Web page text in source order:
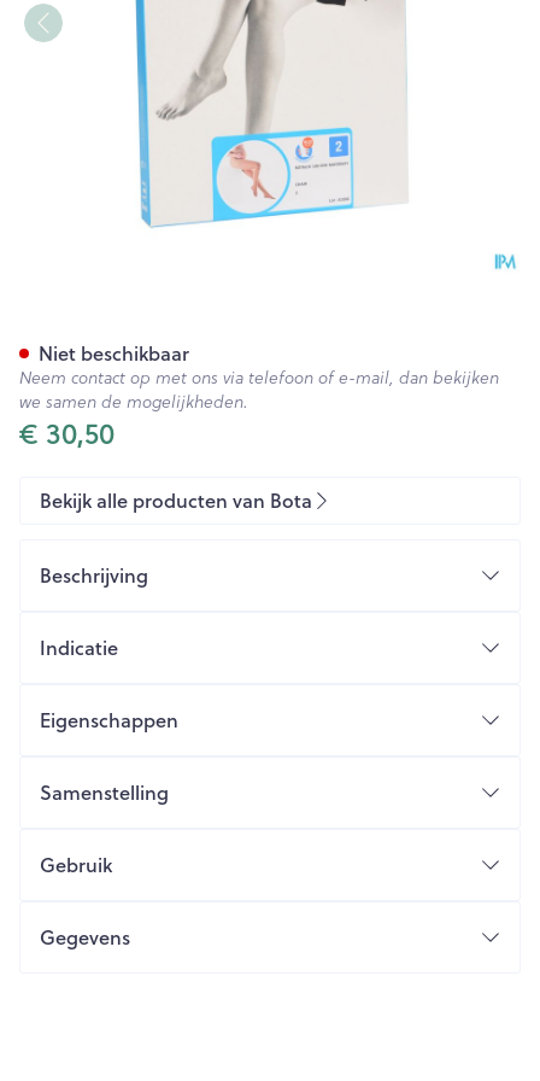
€ 30,50
Niet beschikbaar
Neem contact op met ons via telefoon of e-mail, dan bekijken
we samen de mogelijkheden.
Bekijk alle producten van Bota
Beschrijving
Indicatie
Eigenschappen
Samenstelling
Gebruik
Gegevens